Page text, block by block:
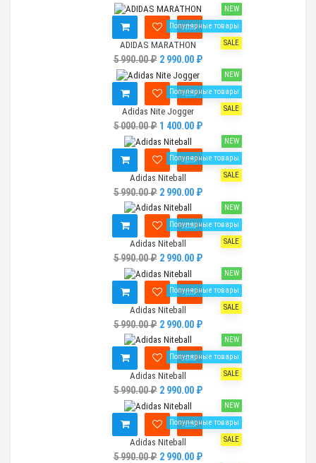
NEW
Популярные товары
SALE
ADIDAS MARATHON
5 990.00 ₽2 990.00 ₽
NEW
Популярные товары
SALE
Adidas Nite Jogger
5 000.00 ₽1 400.00 ₽
NEW
Популярные товары
SALE
Adidas Niteball
5 990.00 ₽2 990.00 ₽
NEW
Популярные товары
SALE
Adidas Niteball
5 990.00 ₽2 990.00 ₽
NEW
Популярные товары
SALE
Adidas Niteball
5 990.00 ₽2 990.00 ₽
NEW
Популярные товары
SALE
Adidas Niteball
5 990.00 ₽2 990.00 ₽
NEW
Популярные товары
SALE
Adidas Niteball
5 990.00 ₽2 990.00 ₽